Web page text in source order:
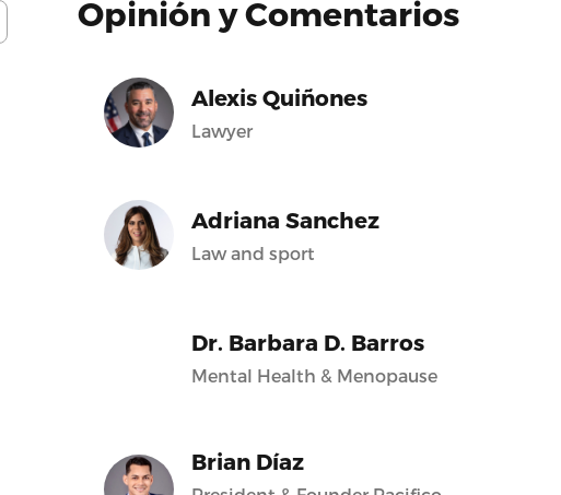
Opinión y Comentarios
Alexis Quiñones
Lawyer
Adriana Sanchez
Law and sport
Dr. Barbara D. Barros
Mental Health & Menopause
Brian Díaz